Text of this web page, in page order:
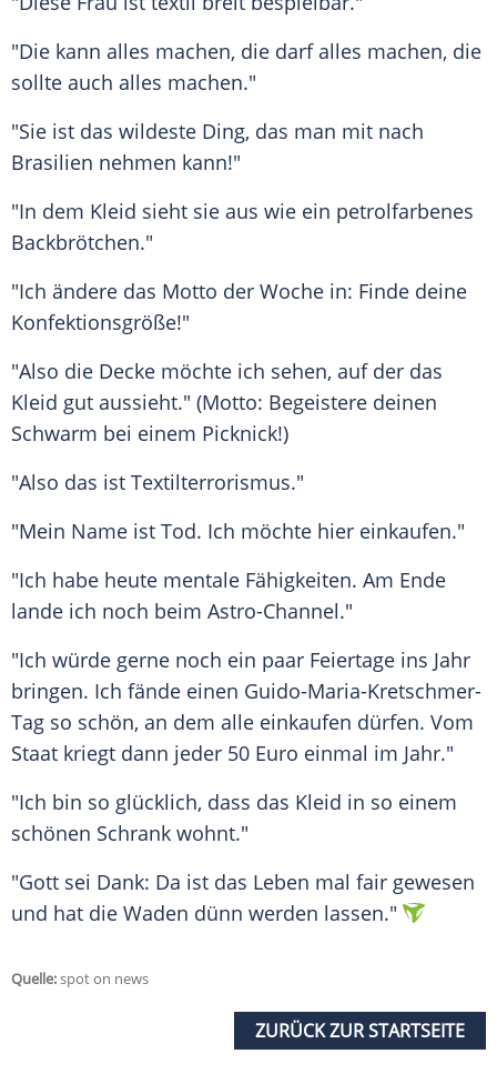
"Die kann alles machen, die darf alles machen, die
sollte auch alles machen."
"Sie ist das wildeste Ding, das man mit nach
Brasilien nehmen kann!"
"In dem Kleid sieht sie aus wie ein petrolfarbenes
Backbrötchen."
"Ich ändere das Motto der Woche in: Finde deine
Konfektionsgröße!"
"Also die Decke möchte ich sehen, auf der das
Kleid gut aussieht." (Motto: Begeistere deinen
Schwarm bei einem Picknick!)
"Also das ist Textilterrorismus."
"Mein Name ist Tod. Ich möchte hier einkaufen."
"Ich habe heute mentale Fähigkeiten. Am Ende
lande ich noch beim Astro-Channel."
"Ich würde gerne noch ein paar Feiertage ins Jahr
bringen. Ich fände einen Guido-Maria-Kretschmer-
Tag so schön, an dem alle einkaufen dürfen. Vom
Staat kriegt dann jeder 50 Euro einmal im Jahr."
"Ich bin so glücklich, dass das Kleid in so einem
schönen Schrank wohnt."
"Gott sei Dank: Da ist das Leben mal fair gewesen
und hat die Waden dünn werden lassen."
Quelle:spot on news
ZURÜCK ZUR STARTSEITE